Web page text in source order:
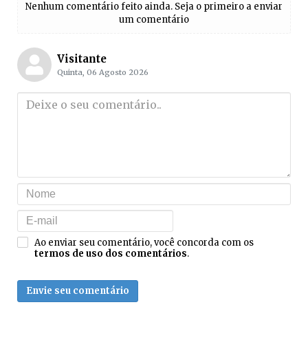
Nenhum comentário feito ainda. Seja o primeiro a enviar
um comentário
Visitante
Quinta, 06 Agosto 2026
Ao enviar seu comentário, você concorda com os
termos de uso dos comentários.
Envie seu comentário